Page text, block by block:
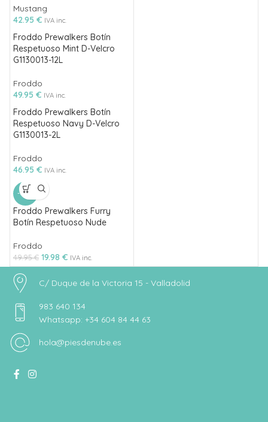
Mustang
42.95 € IVA inc.
Froddo Prewalkers Botín
Respetuoso Mint D-Velcro
G1130013-12L
Froddo
49.95 € IVA inc.
Froddo Prewalkers Botín
Respetuoso Navy D-Velcro
G1130013-2L
Froddo
46.95 € IVA inc.
-60%
Froddo Prewalkers Furry
Botín Respetuoso Nude
Froddo
49.95€ 19.98 € IVA inc.
C/ Duque de la Victoria 15 - Valladolid
983 640 134
Whatsapp: +34 604 84 44 63
hola@piesdenube.es